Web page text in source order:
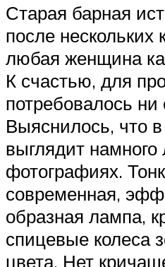
Старая барная
после нескольких
любая женщина
К счастью, для
потребовалось ни
Выяснилось, что
выглядит
фотографиях.
современная,
образная лампа,
спицевые колеса
цвета. Нет